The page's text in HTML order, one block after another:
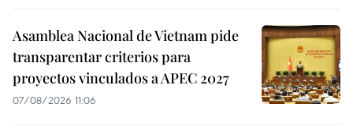
Asamblea Nacional de Vietnam pide
transparentar criterios para
proyectos vinculados a APEC 2027
07/08/2026 11:06